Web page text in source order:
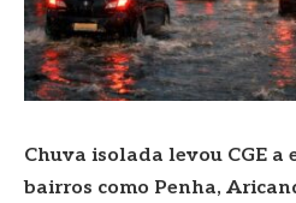
Chuva isolada levou CGE
bairros como Penha,